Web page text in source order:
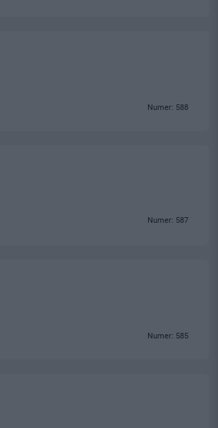
Numer: 588
Numer: 587
Numer: 585